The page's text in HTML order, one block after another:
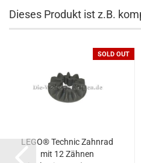
Dieses Produkt ist z.B.
SOLD OUT
LEGO® Technic Zahnrad
mit 12 Zähnen